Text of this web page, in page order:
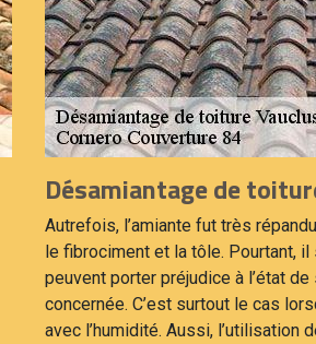
Désamiantage de
Autrefois, l’amiante fut très
le fibrociment et la tôle. Pourtant,
peuvent porter préjudice à l’état
concernée. C’est surtout le cas
avec l’humidité. Aussi, l’utilisation